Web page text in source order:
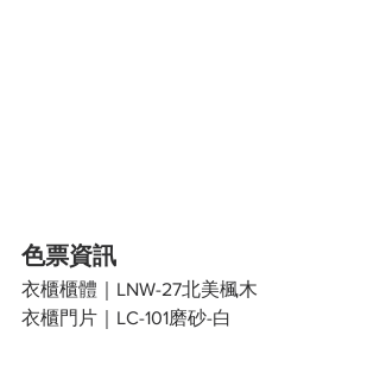
色票資訊
衣櫃櫃體｜LNW-27北美楓木
衣櫃門片｜LC-101磨砂-白